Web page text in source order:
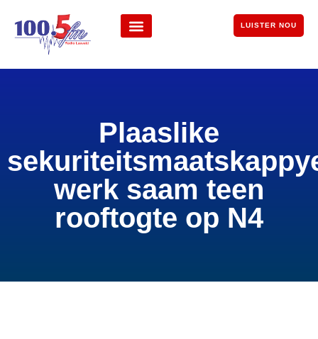
LUISTER NOU
Plaaslike
werk saam teen
rooftogte op N4